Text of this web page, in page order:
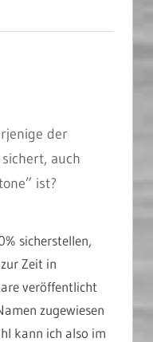
der
auch
ist?
sicherstellen,
Zeit in
veröffentlicht
zugewiesen
kann ich also im